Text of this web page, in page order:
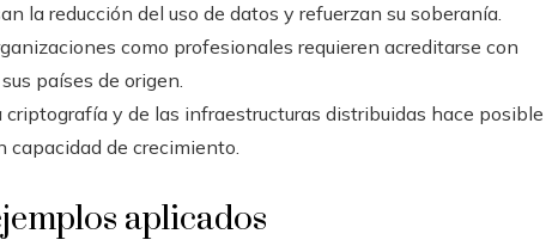
la reducción del uso de datos y refuerzan su soberanía.
como profesionales requieren acreditarse con
países de origen.
criptografía y de las infraestructuras distribuidas hace posible
de crecimiento.
aplicados